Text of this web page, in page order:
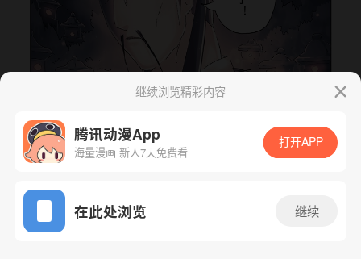
App免费看
下一话 腾漫App免费看
继续浏览精彩内容
腾讯动漫App
海量漫画 新人7天免费看
打开APP
在此处浏览 继续